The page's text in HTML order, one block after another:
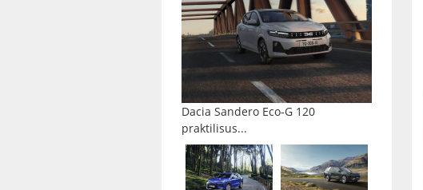
Dacia Sandero Eco-G 120
praktilisus...